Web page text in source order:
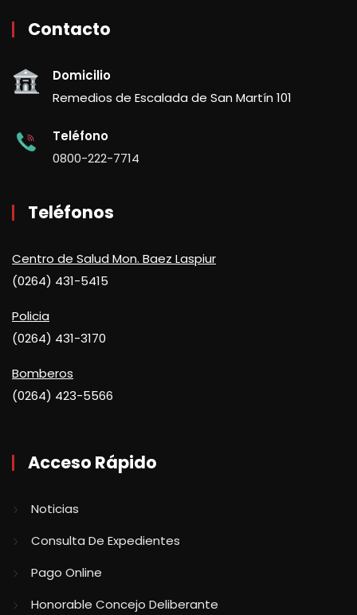
Contacto
Domicilio
Remedios de Escalada de San Martín 101
Teléfono
0800-222-7714
Teléfonos
Centro de Salud Mon. Baez Laspiur
(0264) 431-5415
Policia
(0264) 431-3170
Bomberos
(0264) 423-5566
Acceso Rápido
Noticias
Consulta De Expedientes
Pago Online
Honorable Concejo Deliberante